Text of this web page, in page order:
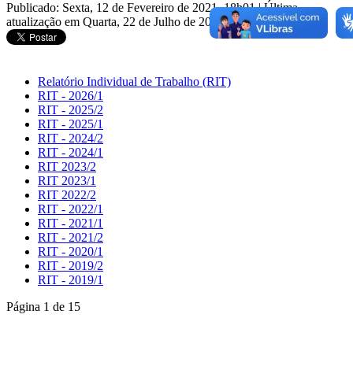
Publicado: Sexta, 12 de Fevereiro de 2021, 18h01| Última
atualização em Quarta, 22 de Julho de 2026, 16h41
Relatório Individual de Trabalho (RIT)
RIT - 2026/1
RIT - 2025/2
RIT - 2025/1
RIT - 2024/2
RIT - 2024/1
RIT 2023/2
RIT 2023/1
RIT 2022/2
RIT - 2022/1
RIT - 2021/1
RIT - 2021/2
RIT - 2020/1
RIT - 2019/2
RIT - 2019/1
Página 1 de 15